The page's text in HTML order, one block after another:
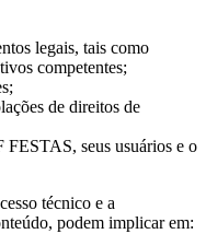
legais, tais como
competentes;
de direitos de
FESTAS, seus usuários e o
técnico e a
podem implicar em: